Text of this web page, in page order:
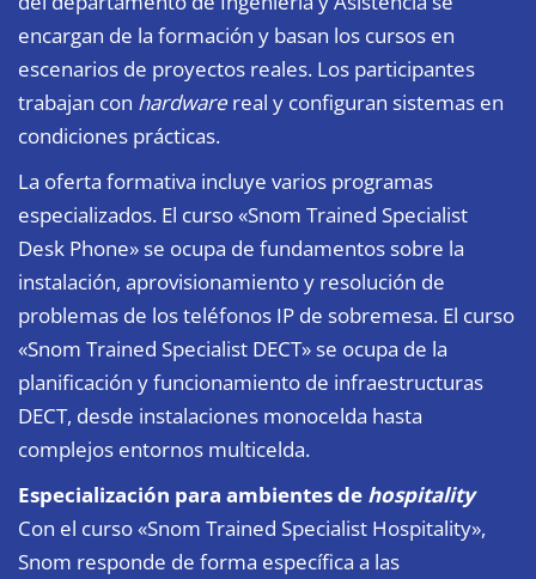
encargan de la formación y basan los cursos en
escenarios de proyectos reales. Los participantes
trabajan con hardware real y configuran sistemas en
condiciones prácticas.
La oferta formativa incluye varios programas
especializados. El curso «Snom Trained Specialist
Desk Phone» se ocupa de fundamentos sobre la
instalación, aprovisionamiento y resolución de
problemas de los teléfonos IP de sobremesa. El curso
«Snom Trained Specialist DECT» se ocupa de la
planificación y funcionamiento de infraestructuras
DECT, desde instalaciones monocelda hasta
complejos entornos multicelda.
Especialización para ambientes de hospitality
Con el curso «Snom Trained Specialist Hospitality»,
Snom responde de forma específica a las